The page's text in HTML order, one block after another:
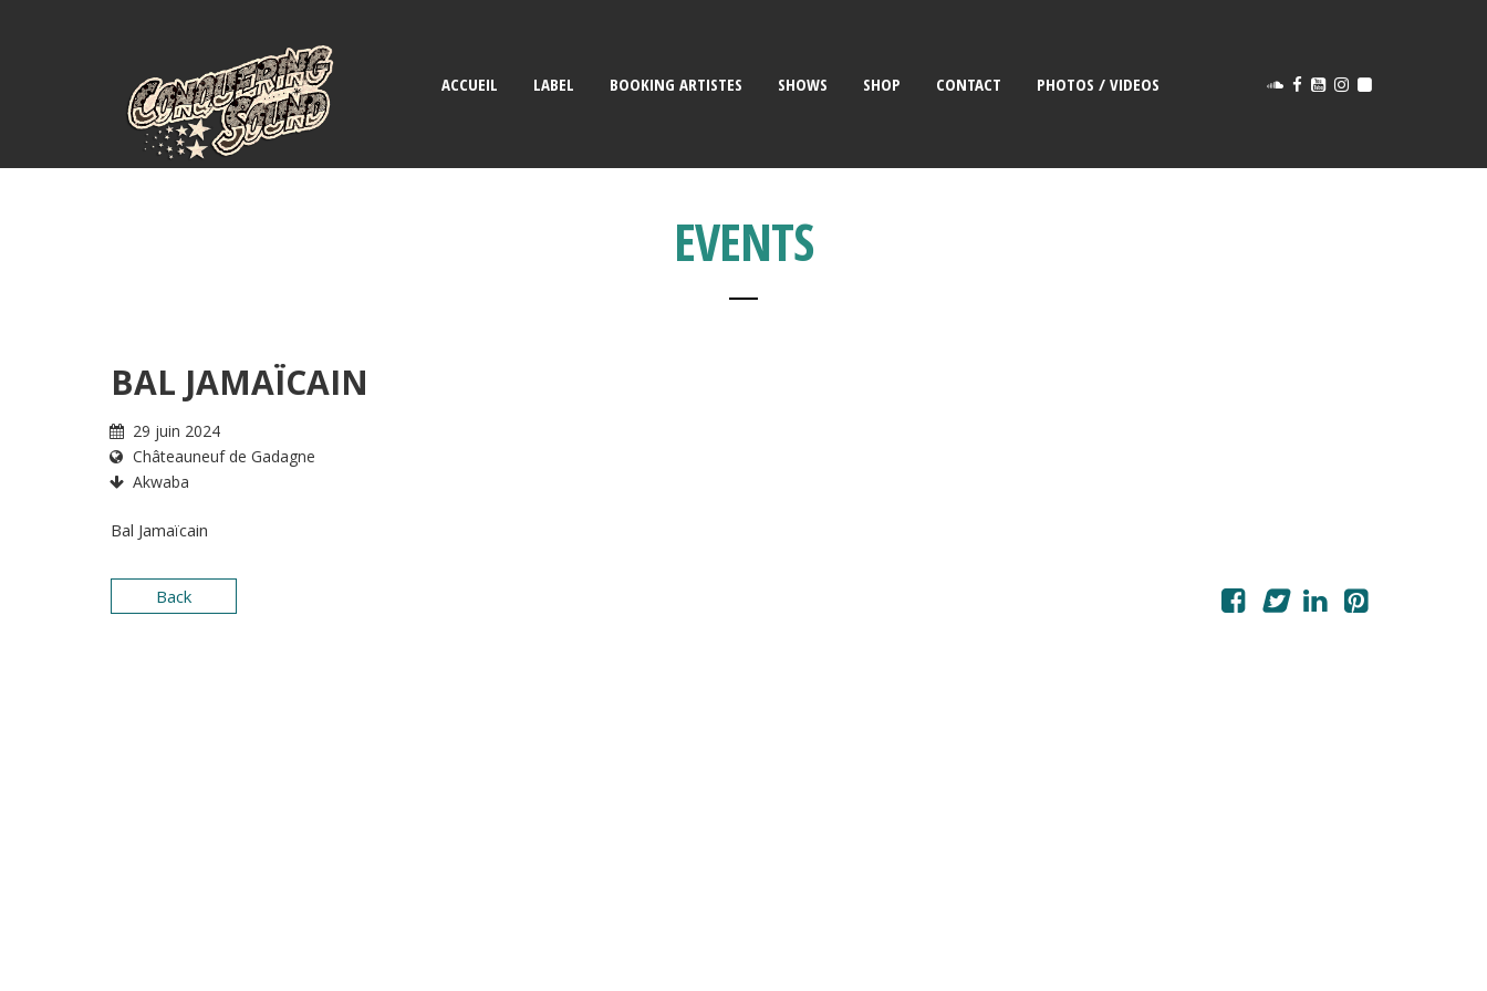
ACCUEIL LABEL BOOKING ARTISTES SHOWS SHOP CONTACT PHOTOS / VIDEOS
EVENTS
BAL JAMAÏCAIN
29 juin 2024
Châteauneuf de Gadagne
Akwaba
Bal Jamaïcain
Back